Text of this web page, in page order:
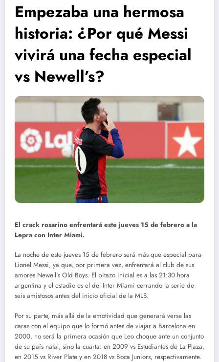
Empezaba una hermosa
historia: ¿Por qué Messi
vivirá una fecha especial
vs Newell’s?
El crack rosarino enfrentará este jueves 15 de febrero a la
Lepra con Inter Miami.
La noche de este jueves 15 de febrero será más que especial para
Lionel Messi, ya que, por primera vez, enfrentará al club de sus
amores Newell’s Old Boys. El pitazo inicial es a las 21:30 hora
argentina y el estadio es el del Inter Miami cerrando la serie de
seis amistosos antes del inicio oficial de la MLS.
Por su parte, más allá de la emotividad que generará verse las
caras con el equipo que lo formó antes de viajar a Barcelona en
2000, no será la primera ocasión que Leo choque ante un conjunto
de su país natal, sino la cuarta: en 2009 vs Estudiantes de La Plaza,
en 2015 vs River Plate y en 2018 vs Boca Juniors, respectivamente.